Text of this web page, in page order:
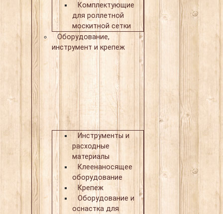
Комплектующие
для роллетной
москитной сетки
Оборудование,
инструмент и крепеж
Инструменты и
расходные
материалы
Клеенаносящее
оборудование
Крепеж
Оборудование и
оснастка для